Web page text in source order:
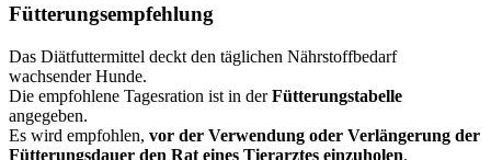
Fütterungsempfehlung
Das Diätfuttermittel deckt den täglichen Nährstoffbedarf
wachsender Hunde.
Die empfohlene Tagesration ist in derFütterungstabelle
angegeben.
Es wird empfohlen, vor der Verwendung oder Verlängerung der
Fütterungsdauer den Rat eines Tierarztes einzuholen.